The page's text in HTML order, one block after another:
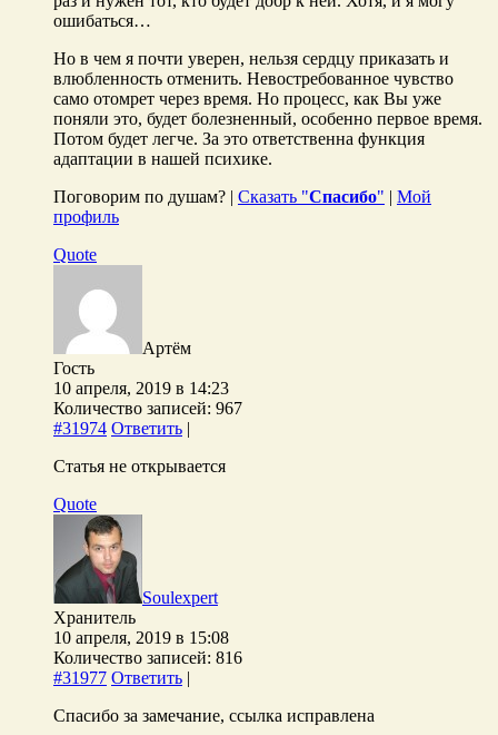
ошибаться…
Но в чем я почти уверен, нельзя сердцу приказать и
влюбленность отменить. Невостребованное чувство
само отомрет через время. Но процесс, как Вы уже
поняли это, будет болезненный, особенно первое время.
Потом будет легче. За это ответственна функция
адаптации в нашей психике.
Поговорим по душам? | Сказать "Спасибо" | Мой
профиль
Quote
Артём
Гость
10 апреля, 2019 в 14:23
Количество записей: 967
#31974 Ответить |
Статья не открывается
Quote
Soulexpert
Хранитель
10 апреля, 2019 в 15:08
Количество записей: 816
#31977 Ответить |
Спасибо за замечание, ссылка исправлена